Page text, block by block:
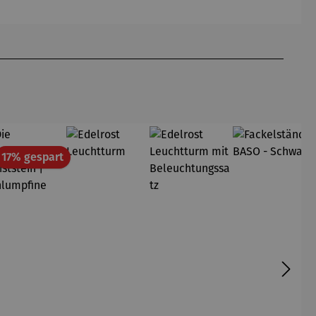
17% gespartRabatt